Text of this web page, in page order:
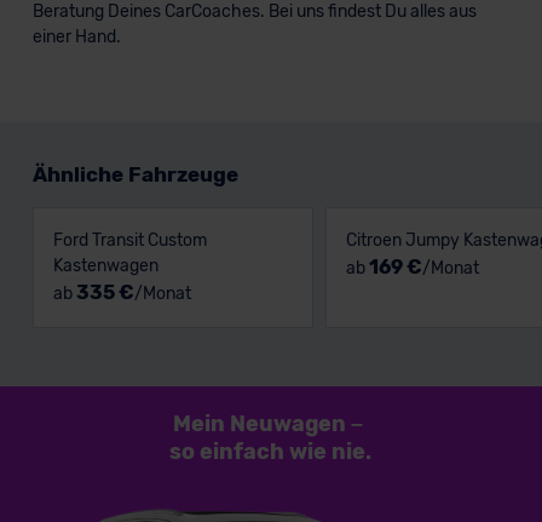
Beratung Deines CarCoaches. Bei uns findest Du alles aus
einer Hand.
Ähnliche Fahrzeuge
Ford Transit Custom
Kastenwagen
ab 335 €/Monat
Citroen Jumpy
ab169 €/Monat
Mein Neuwagen –
so einfach wie nie.